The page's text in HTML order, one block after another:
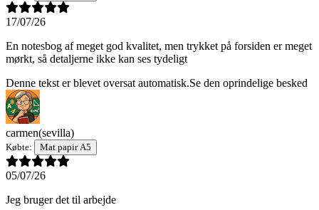
17/07/26
En notesbog af meget god kvalitet, men trykket på forsiden er meget
mørkt, så detaljerne ikke kan ses tydeligt
Denne tekst er blevet oversat automatisk.Se den oprindelige besked
carmen(sevilla)
Købte: Mat papir A5
05/07/26
Jeg bruger det til arbejde